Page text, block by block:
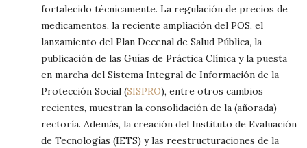
fortalecido técnicamente. La regulación de precios de
medicamentos, la reciente ampliación del POS, el
lanzamiento del Plan Decenal de Salud Pública, la
publicación de las Guías de Práctica Clínica y la puesta
en marcha del Sistema Integral de Información de la
Protección Social (SISPRO), entre otros cambios
recientes, muestran la consolidación de la (añorada)
rectoría. Además, la creación del Instituto de Evaluación
de Tecnologías (IETS) y las reestructuraciones de la